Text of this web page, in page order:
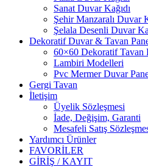
Sanat Duvar Kağıdı
Şehir Manzaralı Duvar
Şelala Desenli Duvar
Dekoratif Duvar & Tavan
60×60 Dekoratif Tavan
Lambiri Modelleri
Pvc Mermer Duvar
Gergi Tavan
İletişim
Üyelik Sözleşmesi
İade, Değişim, Garanti
Mesafeli Satış
Yardımcı Ürünler
FAVORİLER
GİRİŞ / KAYIT